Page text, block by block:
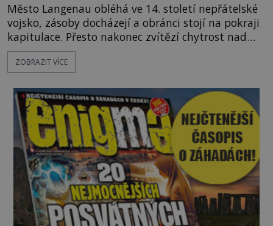
Město Langenau obléhá ve 14. století nepřátelské
vojsko, zásoby docházejí a obránci stojí na pokraji
kapitulace. Přesto nakonec zvítězí chytrost nad
hrubou silou. Podle staré německé legendy vypustí
obyvatelé za hradby dobře živeného králíka, aby
dost. Čas pracuje pro obléhatele. Ve městě ubývají
zásoby a každý den znamená další porci strádá
ZOBRAZIT VÍCE